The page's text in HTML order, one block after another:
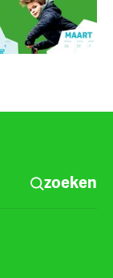
zoeken